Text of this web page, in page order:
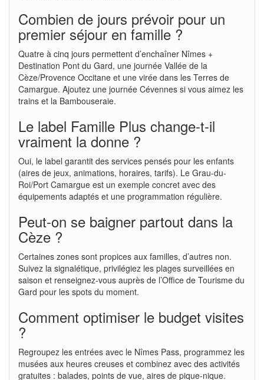
Combien de jours prévoir pour un
premier séjour en famille ?
Quatre à cinq jours permettent d’enchaîner Nîmes +
Destination Pont du Gard, une journée Vallée de la
Cèze/Provence Occitane et une virée dans les Terres de
Camargue. Ajoutez une journée Cévennes si vous aimez les
trains et la Bambouseraie.
Le label Famille Plus change-t-il
vraiment la donne ?
Oui, le label garantit des services pensés pour les enfants
(aires de jeux, animations, horaires, tarifs). Le Grau-du-
Roi/Port Camargue est un exemple concret avec des
équipements adaptés et une programmation régulière.
Peut-on se baigner partout dans la
Cèze ?
Certaines zones sont propices aux familles, d’autres non.
Suivez la signalétique, privilégiez les plages surveillées en
saison et renseignez-vous auprès de l’Office de Tourisme du
Gard pour les spots du moment.
Comment optimiser le budget visites
?
Regroupez les entrées avec le Nîmes Pass, programmez les
musées aux heures creuses et combinez avec des activités
gratuites : balades, points de vue, aires de pique-nique.